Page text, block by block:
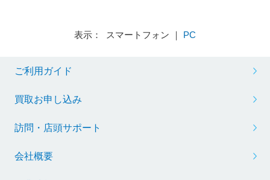
表示： スマートフォン ｜ PC
ご利用ガイド
買取お申し込み
訪問・店頭サポート
会社概要